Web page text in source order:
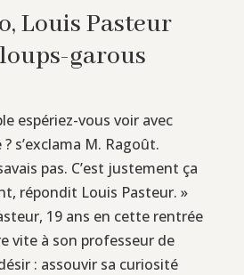
Louis Pasteur
garous
espériez-vous voir avec
s’exclama M. Ragoût.
pas. C’est justement ça
répondit Louis Pasteur. »
19 ans en cette rentrée
vite à son professeur de
: assouvir sa curiosité